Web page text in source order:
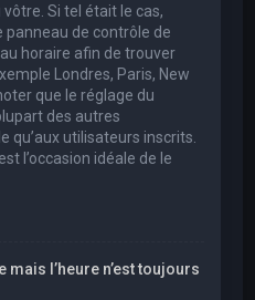
Si tel était le cas,
panneau de contrôle de
horaire afin de trouver
Londres, Paris, New
que le réglage du
des autres
qu’aux utilisateurs inscrits.
l’occasion idéale de le
l’heure n’est toujours